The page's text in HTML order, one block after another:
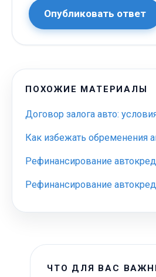
Опубликовать ответ
ПОХОЖИЕ МАТЕРИАЛЫ
Договор залога авто:
Как избежать обременения
Рефинансирование
Рефинансирование
ЧТО ДЛЯ ВАС